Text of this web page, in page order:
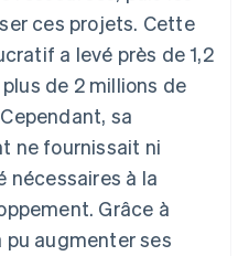
ligne
ces projets. Cette
a levé près de 1,2
de 2 millions de
sa
ne fournissait ni
nécessaires à la
Grâce à
pu augmenter ses